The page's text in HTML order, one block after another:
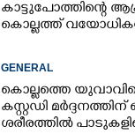
കാട്ടുപോത്തിന്റെ
കൊല്ലത്ത്
GENERAL
കൊല്ലത്തെ
കസ്റ്റഡി മർദ്ദനത്തിന്
ശരീരത്തിൽ